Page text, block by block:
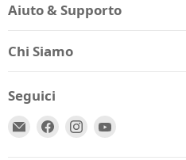
Aiuto & Supporto
Chi Siamo
Seguici
Email
Trovaci Trovaci